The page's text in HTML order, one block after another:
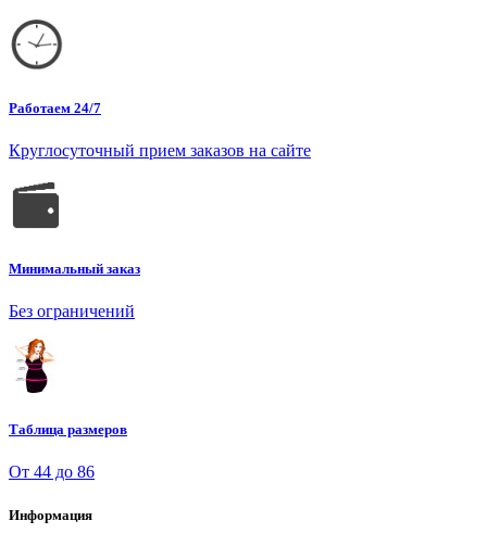
Работаем 24/7
Круглосуточный прием заказов на сайте
Минимальный заказ
Без ограничений
Таблица размеров
От 44 до 86
Информация